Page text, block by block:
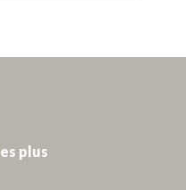
plus